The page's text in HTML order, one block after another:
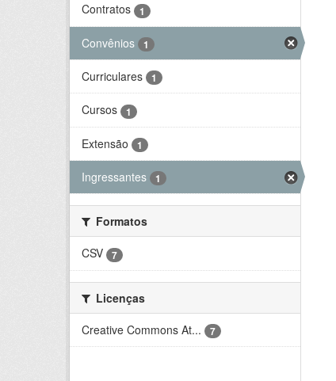
Contratos 1
Convênios 1
Curriculares 1
Cursos 1
Extensão 1
Ingressantes 1
Formatos
CSV
7
Licenças
Creative Commons At...
7